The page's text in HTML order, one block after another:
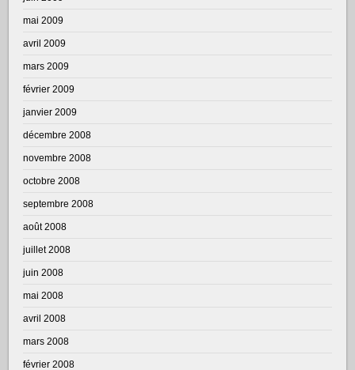
mai 2009
avril 2009
mars 2009
février 2009
janvier 2009
décembre 2008
novembre 2008
octobre 2008
septembre 2008
août 2008
juillet 2008
juin 2008
mai 2008
avril 2008
mars 2008
février 2008